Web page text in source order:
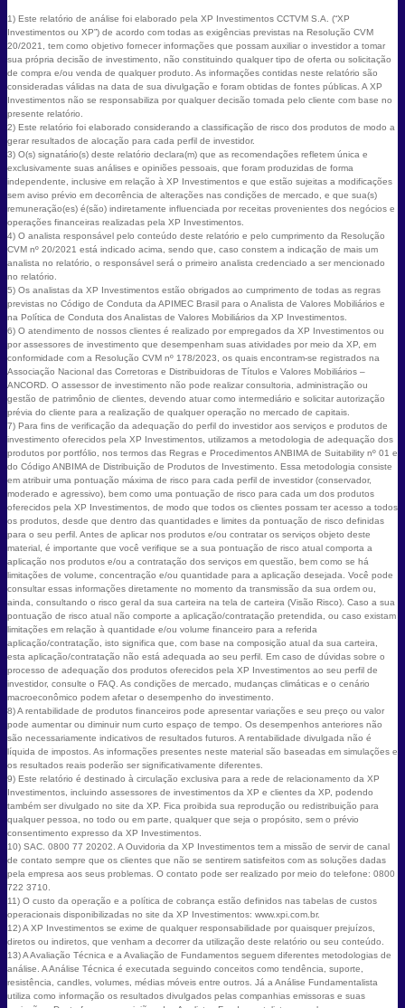
1) Este relatório de análise foi elaborado pela XP Investimentos CCTVM S.A. (“XP
Investimentos ou XP”) de acordo com todas as exigências previstas na Resolução CVM
20/2021, tem como objetivo fornecer informações que possam auxiliar o investidor a tomar
sua própria decisão de investimento, não constituindo qualquer tipo de oferta ou solicitação
de compra e/ou venda de qualquer produto. As informações contidas neste relatório são
consideradas válidas na data de sua divulgação e foram obtidas de fontes públicas. A XP
Investimentos não se responsabiliza por qualquer decisão tomada pelo cliente com base no
presente relatório.
2) Este relatório foi elaborado considerando a classificação de risco dos produtos de modo a
gerar resultados de alocação para cada perfil de investidor.
3) O(s) signatário(s) deste relatório declara(m) que as recomendações refletem única e
exclusivamente suas análises e opiniões pessoais, que foram produzidas de forma
independente, inclusive em relação à XP Investimentos e que estão sujeitas a modificações
sem aviso prévio em decorrência de alterações nas condições de mercado, e que sua(s)
remuneração(es) é(são) indiretamente influenciada por receitas provenientes dos negócios e
operações financeiras realizadas pela XP Investimentos.
4) O analista responsável pelo conteúdo deste relatório e pelo cumprimento da Resolução
CVM nº 20/2021 está indicado acima, sendo que, caso constem a indicação de mais um
analista no relatório, o responsável será o primeiro analista credenciado a ser mencionado
no relatório.
5) Os analistas da XP Investimentos estão obrigados ao cumprimento de todas as regras
previstas no Código de Conduta da APIMEC Brasil para o Analista de Valores Mobiliários e
na Política de Conduta dos Analistas de Valores Mobiliários da XP Investimentos.
6) O atendimento de nossos clientes é realizado por empregados da XP Investimentos ou
por assessores de investimento que desempenham suas atividades por meio da XP, em
conformidade com a Resolução CVM nº 178/2023, os quais encontram-se registrados na
Associação Nacional das Corretoras e Distribuidoras de Títulos e Valores Mobiliários –
ANCORD. O assessor de investimento não pode realizar consultoria, administração ou
gestão de patrimônio de clientes, devendo atuar como intermediário e solicitar autorização
prévia do cliente para a realização de qualquer operação no mercado de capitais.
7) Para fins de verificação da adequação do perfil do investidor aos serviços e produtos de
investimento oferecidos pela XP Investimentos, utilizamos a metodologia de adequação dos
produtos por portfólio, nos termos das Regras e Procedimentos ANBIMA de Suitability nº 01 e
do Código ANBIMA de Distribuição de Produtos de Investimento. Essa metodologia consiste
em atribuir uma pontuação máxima de risco para cada perfil de investidor (conservador,
moderado e agressivo), bem como uma pontuação de risco para cada um dos produtos
oferecidos pela XP Investimentos, de modo que todos os clientes possam ter acesso a todos
os produtos, desde que dentro das quantidades e limites da pontuação de risco definidas
para o seu perfil. Antes de aplicar nos produtos e/ou contratar os serviços objeto deste
material, é importante que você verifique se a sua pontuação de risco atual comporta a
aplicação nos produtos e/ou a contratação dos serviços em questão, bem como se há
limitações de volume, concentração e/ou quantidade para a aplicação desejada. Você pode
consultar essas informações diretamente no momento da transmissão da sua ordem ou,
ainda, consultando o risco geral da sua carteira na tela de carteira (Visão Risco). Caso a sua
pontuação de risco atual não comporte a aplicação/contratação pretendida, ou caso existam
limitações em relação à quantidade e/ou volume financeiro para a referida
aplicação/contratação, isto significa que, com base na composição atual da sua carteira,
esta aplicação/contratação não está adequada ao seu perfil. Em caso de dúvidas sobre o
processo de adequação dos produtos oferecidos pela XP Investimentos ao seu perfil de
investidor, consulte o FAQ. As condições de mercado, mudanças climáticas e o cenário
macroeconômico podem afetar o desempenho do investimento.
8) A rentabilidade de produtos financeiros pode apresentar variações e seu preço ou valor
pode aumentar ou diminuir num curto espaço de tempo. Os desempenhos anteriores não
são necessariamente indicativos de resultados futuros. A rentabilidade divulgada não é
líquida de impostos. As informações presentes neste material são baseadas em simulações e
os resultados reais poderão ser significativamente diferentes.
9) Este relatório é destinado à circulação exclusiva para a rede de relacionamento da XP
Investimentos, incluindo assessores de investimentos da XP e clientes da XP, podendo
também ser divulgado no site da XP. Fica proibida sua reprodução ou redistribuição para
qualquer pessoa, no todo ou em parte, qualquer que seja o propósito, sem o prévio
consentimento expresso da XP Investimentos.
10) SAC. 0800 77 20202. A Ouvidoria da XP Investimentos tem a missão de servir de canal
de contato sempre que os clientes que não se sentirem satisfeitos com as soluções dadas
pela empresa aos seus problemas. O contato pode ser realizado por meio do telefone: 0800
722 3710.
11) O custo da operação e a política de cobrança estão definidos nas tabelas de custos
operacionais disponibilizadas no site da XP Investimentos: www.xpi.com.br.
12) A XP Investimentos se exime de qualquer responsabilidade por quaisquer prejuízos,
diretos ou indiretos, que venham a decorrer da utilização deste relatório ou seu conteúdo.
13) A Avaliação Técnica e a Avaliação de Fundamentos seguem diferentes metodologias de
análise. A Análise Técnica é executada seguindo conceitos como tendência, suporte,
resistência, candles, volumes, médias móveis entre outros. Já a Análise Fundamentalista
utiliza como informação os resultados divulgados pelas companhias emissoras e suas